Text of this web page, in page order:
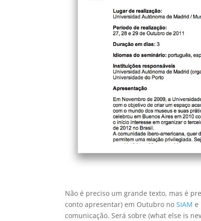
Não é preciso um grande texto, mas é
conto apresentar) em Outubro noSIAM e
comunicação. Será sobre (what else is